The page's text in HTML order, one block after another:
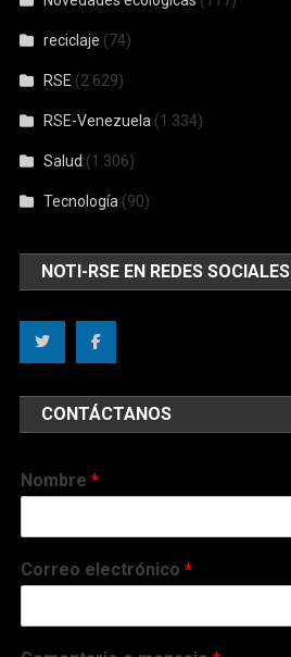
reciclaje (74)
RSE (2.629)
RSE-Venezuela (1.334)
Salud (1.306)
Tecnología (90)
NOTI-RSE EN REDES SOCIALES
CONTÁCTANOS
Nombre*
Correo electrónico*